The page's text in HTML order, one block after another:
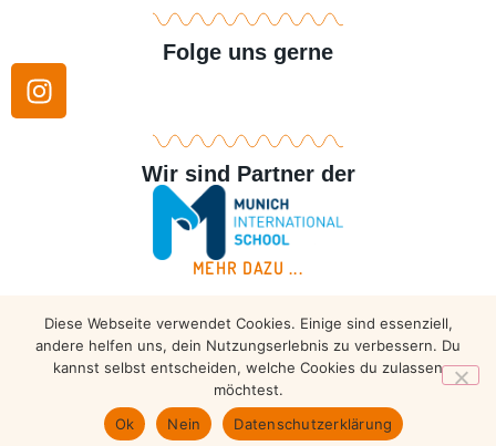
Folge uns gerne
Wir sind Partner der
MEHR DAZU ...
Copyright © 2026 – Taekwondo Ammersee | All rights
reserved.
Diese Webseite verwendet Cookies. Einige sind essenziell,
andere helfen uns, dein Nutzungserlebnis zu verbessern. Du
kannst selbst entscheiden, welche Cookies du zulassen
möchtest.
Ok
Nein Datenschutzerklärung